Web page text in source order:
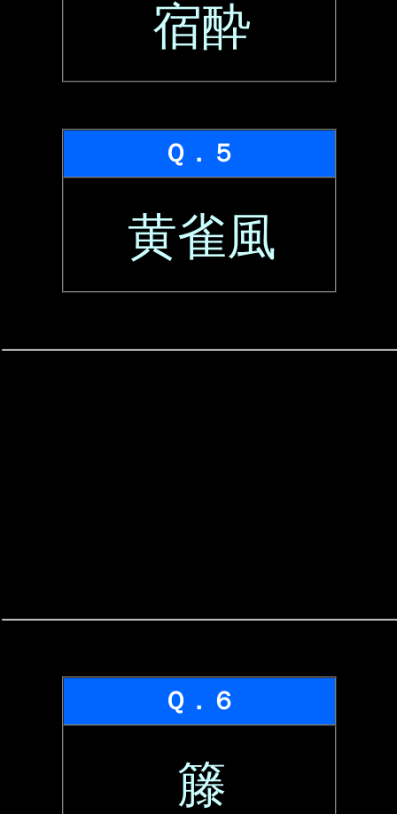
宿酔
Ｑ．５
黄雀風
Ｑ．６
籐